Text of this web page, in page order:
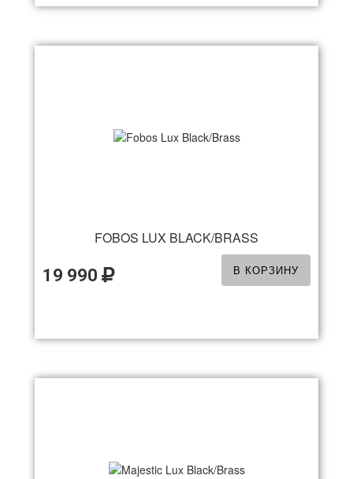
FOBOS LUX BLACK/BRASS
19 990 В КОРЗИНУ